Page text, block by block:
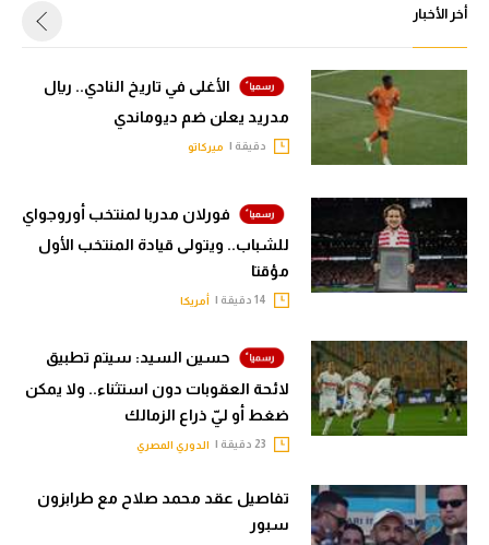
أخر الأخبار
الأغلى في تاريخ النادي.. ريال
مدريد يعلن ضم ديوماندي
دقيقة | ميركاتو
فورلان مدربا لمنتخب أوروجواي
للشباب.. ويتولى قيادة المنتخب الأول
مؤقتا
أمريكا
حسين السيد: سيتم تطبيق
لائحة العقوبات دون استثناء.. ولا يمكن
ضغط أو ليّ ذراع الزمالك
الدوري المصري
تفاصيل عقد محمد صلاح مع طرابزون
سبور